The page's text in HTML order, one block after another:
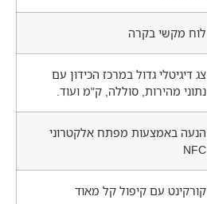
לוח מקשי בקרה
צג דיגיטלי גדול במרכז הכידון עם
נתוני מהירות, סוללה, ק"מ ועוד.
הנעה באמצעות מפתח אלקטרוני
NFC
קורקינט עם קיפול קל מאוד